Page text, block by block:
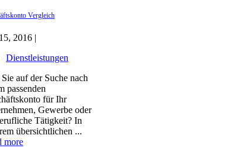
Vergleich
2016 |
Dienstleistungen
auf der Suche nach
passenden
für Ihr
Gewerbe oder
Tätigkeit? In
übersichtlichen ...
more